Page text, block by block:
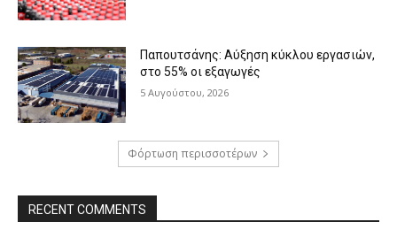
Παπουτσάνης: Αύξηση κύκλου εργασιών,
στο 55% οι εξαγωγές
5 Αυγούστου, 2026
Φόρτωση περισσοτέρων
RECENT COMMENTS